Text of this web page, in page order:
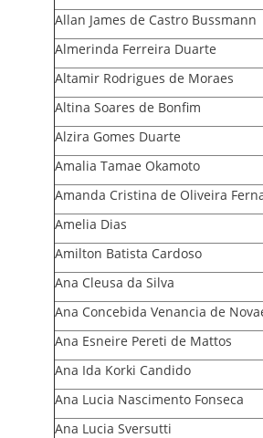
Allan James de Castro Bussmann
Almerinda Ferreira Duarte
Altamir Rodrigues de Moraes
Altina Soares de Bonfim
Alzira Gomes Duarte
Amalia Tamae Okamoto
Amanda Cristina de Oliveira
Amelia Dias
Amilton Batista Cardoso
Ana Cleusa da Silva
Ana Concebida Venancia de
Ana Esneire Pereti de Mattos
Ana Ida Korki Candido
Ana Lucia Nascimento Fonseca
Ana Lucia Sversutti